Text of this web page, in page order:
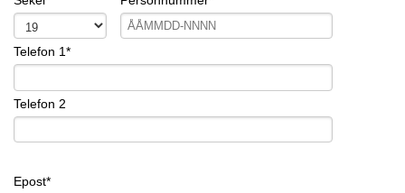
Telefon 1*
Telefon 2
Epost*